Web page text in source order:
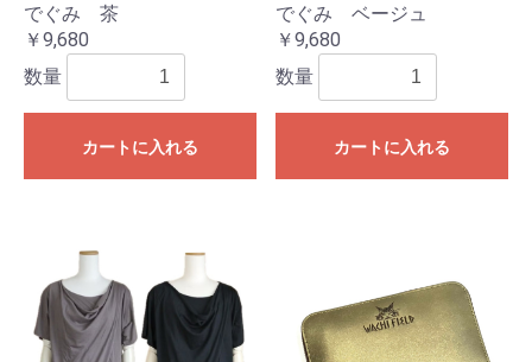
でぐみ 茶
￥9,680
数量
カートに入れる
でぐみ ベージュ
￥9,680
数量
カートに入れる